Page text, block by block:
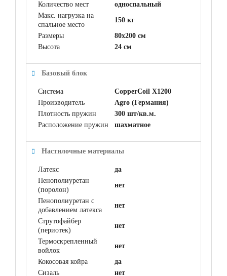
Количество мест
односпальный
Макс. нагрузка на
спальное место
150 кг
Размеры
80x200 см
Высота
24 см
Базовый блок
Система
CopperCoil X1200
Производитель
Agro (Германия)
Плотность пружин
300 шт/кв.м.
Расположение пружин
шахматное
Настилочные материалы
Латекс
да
Пенополиуретан
(поролон)
нет
Пенополиуретан с
добавлением латекса
нет
Струтофайбер
(периотек)
нет
Термоскрепленный
войлок
нет
Кокосовая койра
да
Сизаль
нет